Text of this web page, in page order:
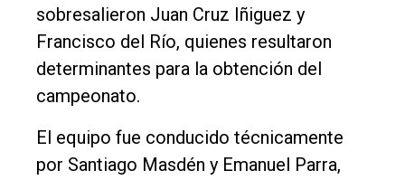
sobresalieron Juan Cruz Iñiguez y
Francisco del Río, quienes resultaron
determinantes para la obtención del
campeonato.
El equipo fue conducido técnicamente
por Santiago Masdén y Emanuel Parra,